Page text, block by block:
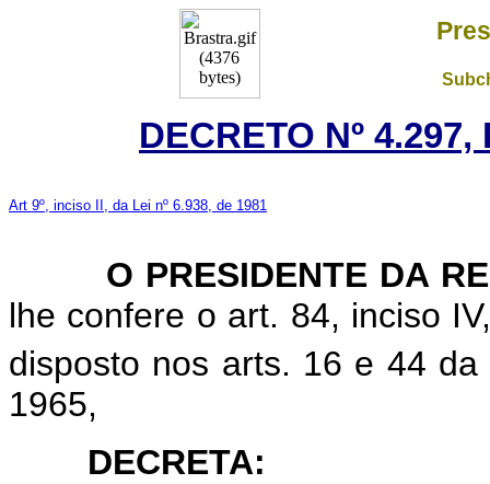
DECRETO Nº
Art 9º, inciso II, da Lei nº 6.938, de 1981
O PRESIDENTE DA
lhe confere o art. 84, inciso
disposto nos arts. 16 e 44 da
1965,
DECRETA: